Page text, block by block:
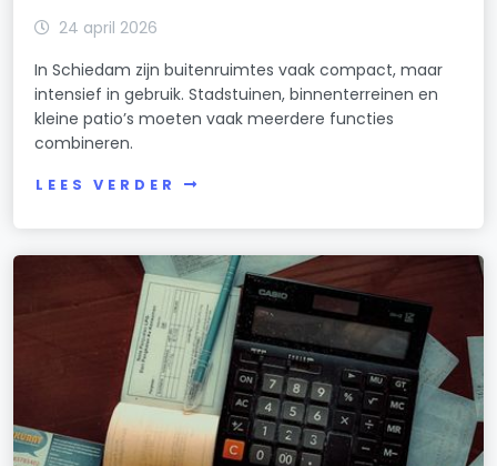
24 april 2026
In Schiedam zijn buitenruimtes vaak compact, maar
intensief in gebruik. Stadstuinen, binnenterreinen en
kleine patio’s moeten vaak meerdere functies
combineren.
LEES VERDER